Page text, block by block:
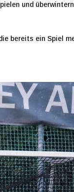
und
bereits ein Spiel